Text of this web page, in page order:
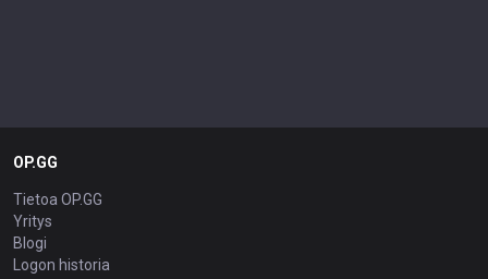
OP.GG
Tietoa OP.GG
Yritys
Blogi
Logon historia